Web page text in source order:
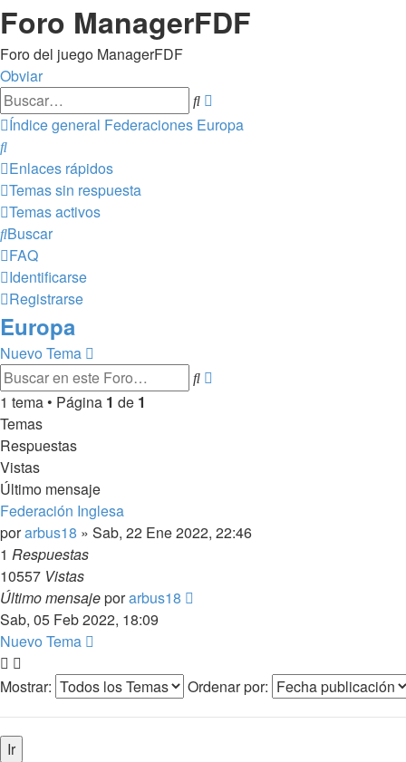
Foro ManagerFDF
Foro del juego ManagerFDF
Obviar
Buscar
avanzada
Índice general Federaciones Europa
Buscar
Enlaces rápidos
Temas sin respuesta
Temas activos
Buscar
FAQ
Identificarse
Registrarse
Europa
Nuevo Tema
Buscar
1 tema • Página 1 de 1
Temas
Respuestas
Vistas
Último mensaje
Federación Inglesa
porarbus18 » Sab, 22 Ene 2022, 22:46
1 Respuestas
10557 Vistas
Último mensajeporarbus18
Sab, 05 Feb 2022, 18:09
Nuevo Tema
Mostrar: Ordenar por: